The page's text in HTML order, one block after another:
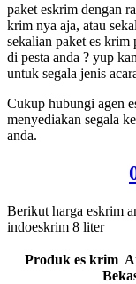
paket eskrim dengan
krim nya aja, atau
sekalian paket es krim
di pesta anda ? yup
untuk segala jenis
Cukup hubungi agen
menyediakan segala
anda.
Berikut harga eskrim
indoeskrim 8 liter
Produk es krim